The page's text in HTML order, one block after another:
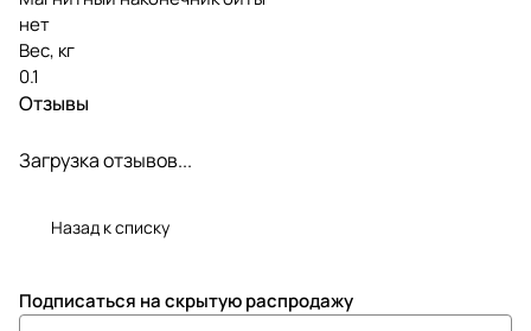
нет
Вес, кг
0.1
Отзывы
Загрузка отзывов...
Назад к списку
Подписаться на скрытую распродажу